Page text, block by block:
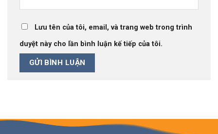
Lưu tên của tôi, email, và trang web trong trình
duyệt này cho lần bình luận kế tiếp của tôi.